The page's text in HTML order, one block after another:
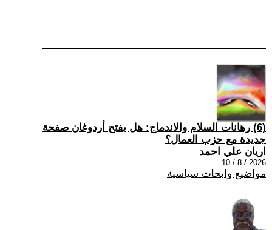
(6) رهانات السلام والاندماج: هل يفتح أردوغان صفحة
جديدة مع حزب العمال؟
اريان علي احمد
2026 / 8 / 10
مواضيع وابحاث سياسية